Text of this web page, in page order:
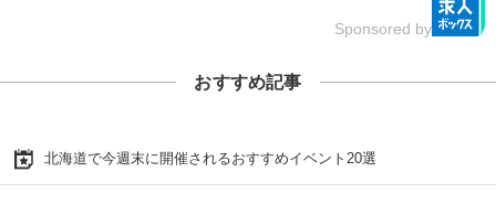
Sponsored by
おすすめ記事
北海道で今週末に開催されるおすすめイベント20選